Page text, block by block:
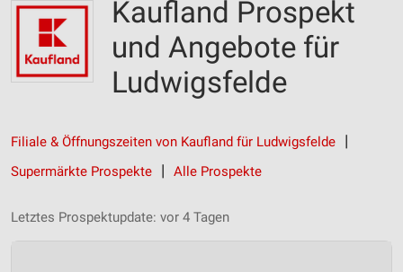
Kaufland Prospekt
und Angebote für
Ludwigsfelde
Filiale & Öffnungszeiten von Kaufland für Ludwigsfelde
Supermärkte Prospekte
Alle Prospekte
Letztes Prospektupdate: vor 4 Tagen